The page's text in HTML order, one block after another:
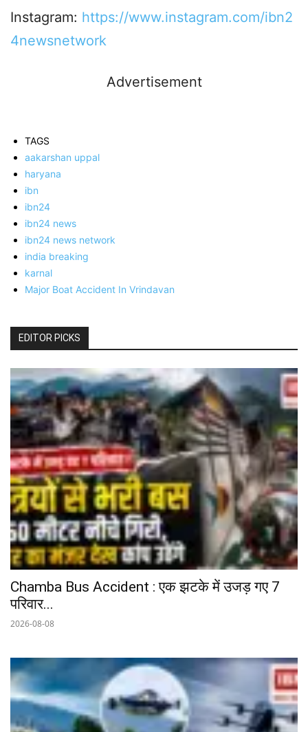
Instagram: https://www.instagram.com/ibn2
4newsnetwork
Advertisement
TAGS
aakarshan uppal
haryana
ibn
ibn24
ibn24 news
ibn24 news network
india breaking
karnal
Major Boat Accident In Vrindavan
EDITOR PICKS
Chamba Bus Accident : एक झटके में उजड़ गए 7
परिवार...
2026-08-08